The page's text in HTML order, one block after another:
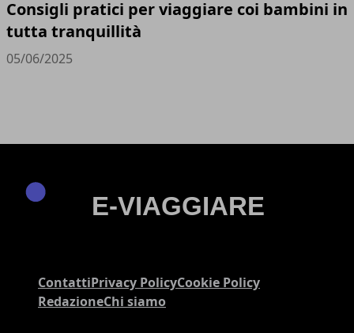
Consigli pratici per viaggiare coi bambini in
tutta tranquillità
05/06/2025
ContattiPrivacy PolicyCookie Policy
RedazioneChi siamo